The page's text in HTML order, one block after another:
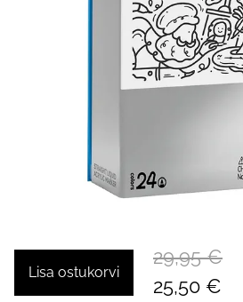
Lisa ostukorvi
29,95 €
25,50 €